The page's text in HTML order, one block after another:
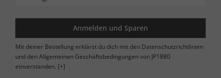
Anmelden und Sparen
Mit deiner Bestellung erklärst du dich mit den Datenschutzrichtlinien
und den Allgemeinen Geschäftsbedingungen von JP1880
einverstanden. [+]